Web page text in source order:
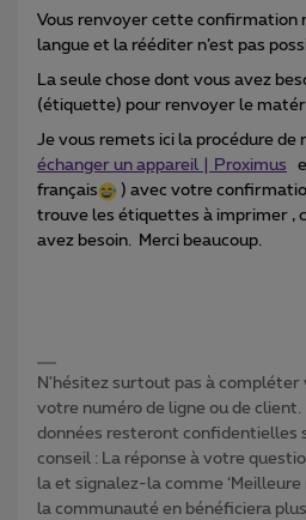
Vous renvoyer cette confirmation
langue et la rééditer n’est pas
La seule chose dont vous avez
(étiquette) pour renvoyer le
Je vous remets ici la procédure de
échanger un appareil | Proximus
français
) avec votre
trouve les étiquettes à imprimer ,
avez besoin. Merci beaucoup.
N'hésitez surtout pas à
votre numéro de ligne ou de client.
données resteront confidentielles
conseil : La réponse à votre
la et signalez-la comme ‘Meilleure
la communauté en bénéficiera